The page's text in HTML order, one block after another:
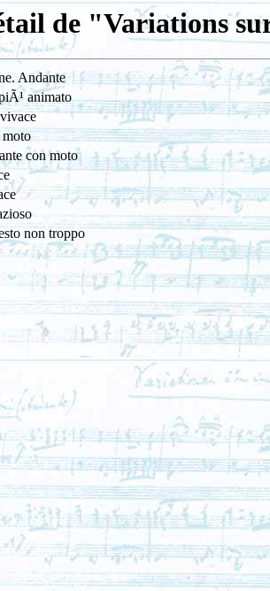
de "Variations
Andante
animato
con moto
non troppo